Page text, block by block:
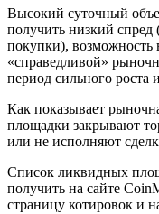
Высокий суточный
получить низкий
покупки), возможность
«справедливой»
период сильного роста
Как показывает
площадки закрывают
или не исполняют
Список ликвидных
получить на сайте
страницу котировок и